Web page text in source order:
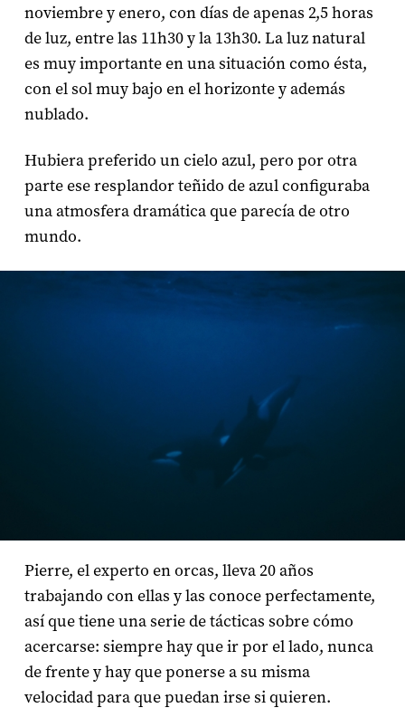
noviembre y enero, con días de apenas 2,5 horas
de luz, entre las 11h30 y la 13h30. La luz natural
es muy importante en una situación como ésta,
con el sol muy bajo en el horizonte y además
nublado.
Hubiera preferido un cielo azul, pero por otra
parte ese resplandor teñido de azul configuraba
una atmosfera dramática que parecía de otro
mundo.
Pierre, el experto en orcas, lleva 20 años
trabajando con ellas y las conoce perfectamente,
así que tiene una serie de tácticas sobre cómo
acercarse: siempre hay que ir por el lado, nunca
de frente y hay que ponerse a su misma
velocidad para que puedan irse si quieren.